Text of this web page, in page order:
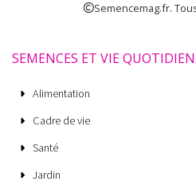
Semencemag.fr.
SEMENCES ET VIE
Alimentation
Cadre de vie
Santé
Jardin